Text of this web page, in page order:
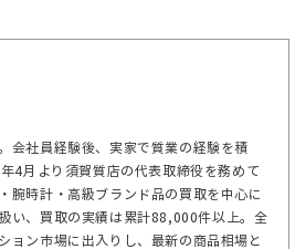
会社員経験後、実家で質業の経験を積
4月より須賀質店の代表取締役を務めて
腕時計・高級ブランド品の買取を中心に
い、買取の実績は累計88,000件以上。全
ョン市場に出入りし、最新の商品相場と